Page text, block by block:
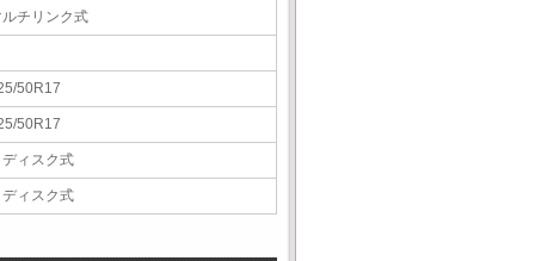
ルチリンク式
50R17
50R17
ディスク式
ディスク式